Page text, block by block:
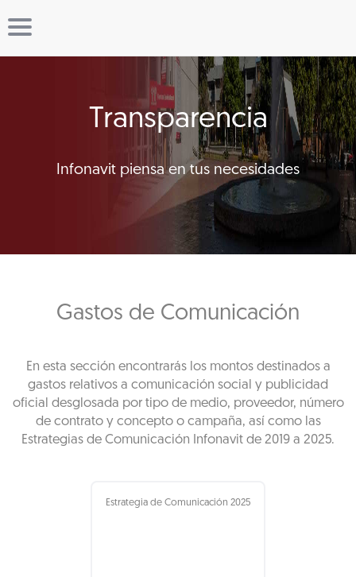
Transparencia
Infonavit piensa en tus necesidades
Gastos de Comunicación
En esta sección encontrarás los montos destinados a
gastos relativos a comunicación social y publicidad
oficial desglosada por tipo de medio, proveedor, número
de contrato y concepto o campaña, así como las
Estrategias de Comunicación Infonavit de 2019 a 2025.
Estrategia de Comunicación 2025